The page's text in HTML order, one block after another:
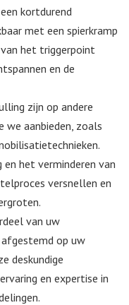
kortdurend
met een spierkramp
het triggerpoint
en de
zijn op andere
we aanbieden, zoals
het verminderen van
versnellen en
van uw
op uw
deskundige
en expertise in